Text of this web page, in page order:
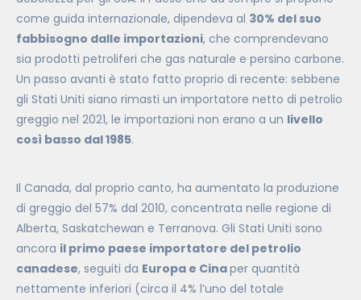
come guida internazionale, dipendeva al 30% del suo
fabbisogno dalle importazioni, che comprendevano
sia prodotti petroliferi che gas naturale e persino carbone.
Un passo avanti è stato fatto proprio di recente: sebbene
gli Stati Uniti siano rimasti un importatore netto di petrolio
greggio nel 2021, le importazioni non erano a un livello
così basso dal 1985.
Il Canada, dal proprio canto, ha aumentato la produzione
di greggio del 57% dal 2010, concentrata nelle regione di
Alberta, Saskatchewan e Terranova. Gli Stati Uniti sono
ancora il primo paese importatore del petrolio
canadese, seguiti da Europa e Cinaper quantità
nettamente inferiori (circa il 4% l’uno del totale